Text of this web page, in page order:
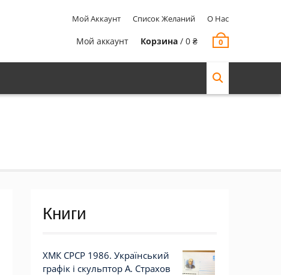
Мой Аккаунт Список Желаний О Нас
Мой аккаунт Корзина / 0 ₴ 0
Книги
ХМК СРСР 1986. Український
графік і скульптор А. Страхов